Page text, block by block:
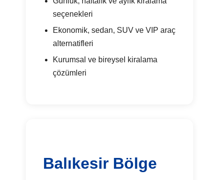
seçenekleri
Ekonomik, sedan, SUV ve VIP araç
alternatifleri
Kurumsal ve bireysel kiralama
çözümleri
Balıkesir Bölge